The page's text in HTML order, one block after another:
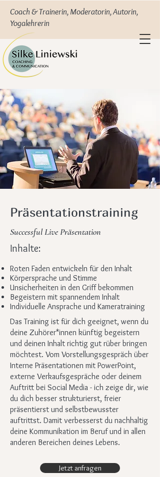
Coach & Trainerin, Moderatorin, Autorin,
Yogalehrerin
Präsentationstraining
Successful Live Präsentation
Inhalte:
Roten Faden entwickeln für den Inhalt
Körpersprache und Stimme
Unsicherheiten in den Griff bekommen
Begeistern mit spannendem Inhalt
Individuelle Ansprache und Kameratraining
Das Training ist für dich geeignet, wenn du
deine Zuhörer*innen künftig begeistern
und deinen Inhalt richtig gut rüber bringen
möchtest. Vom Vorstellungsgespräch über
Interne Präsentationen mit PowerPoint,
externe Verkaufsgespräche oder deinem
Auftritt bei Social Media - ich zeige dir, wie
du dich besser strukturierst, freier
präsentierst und selbstbewusster
auftrittst. Damit verbesserst du nachhaltig
deine Kommunikation im Beruf und in allen
anderen Bereichen deines Lebens.
Jetzt anfragen